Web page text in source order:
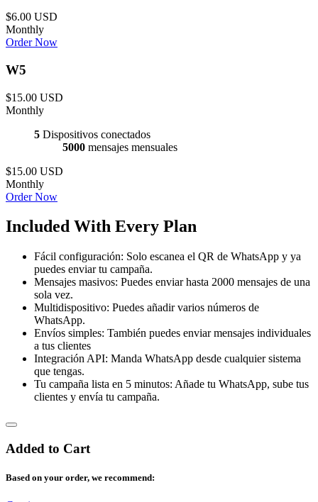
$6.00 USD
Monthly
Order Now
W5
$15.00 USD
Monthly
5 Dispositivos conectados
5000 mensajes mensuales
$15.00 USD
Monthly
Order Now
Included With Every Plan
Fácil configuración: Solo escanea el QR de WhatsApp y ya
puedes enviar tu campaña.
Mensajes masivos: Puedes enviar hasta 2000 mensajes de una
sola vez.
Multidispositivo: Puedes añadir varios números de
WhatsApp.
Envíos simples: También puedes enviar mensajes individuales
a tus clientes
Integración API: Manda WhatsApp desde cualquier sistema
que tengas.
Tu campaña lista en 5 minutos: Añade tu WhatsApp, sube tus
clientes y envía tu campaña.
Added to Cart
Based on your order, we recommend: